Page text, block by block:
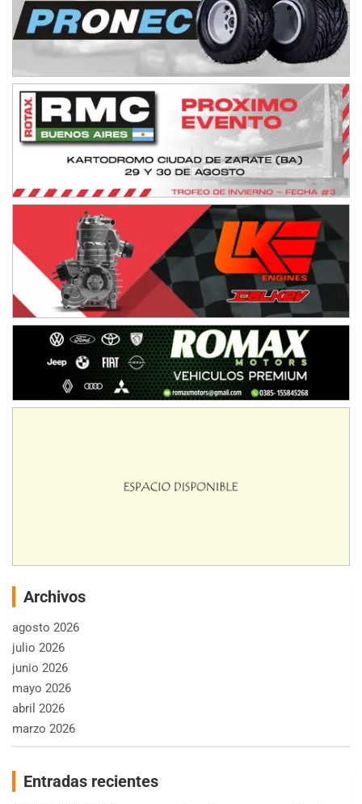
Archivos
agosto 2026
julio 2026
junio 2026
mayo 2026
abril 2026
marzo 2026
Entradas recientes